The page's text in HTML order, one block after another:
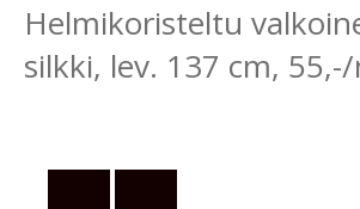
Helmikoristeltu
silkki, lev. 137 cm,